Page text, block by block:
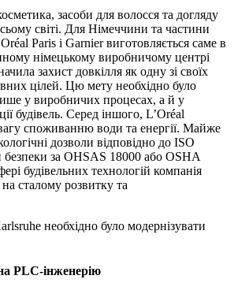
засоби для волосся та догляду
світі. Для Німеччини та частини
Paris і Garnier виготовляється саме в
німецькому виробничому центрі
захист довкілля як одну зі своїх
цілей. Цю мету необхідно було
у виробничих процесах, а й у
будівель. Серед іншого, L’Oréal
споживанню води та енергії. Майже
дозволи відповідно до ISO
безпеки за OHSAS 18000 або OSHA
будівельних технологій компанія
сталому розвитку та
необхідно було модернізувати
PLC‑інженерію